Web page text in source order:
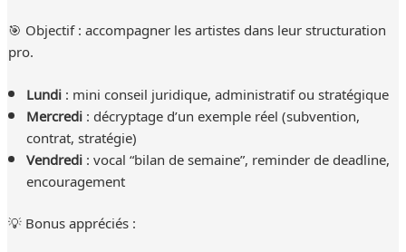
🎯 Objectif : accompagner les artistes dans leur structuration
pro.
Lundi: mini conseil juridique, administratif ou stratégique
Mercredi: décryptage d’un exemple réel (subvention,
contrat, stratégie)
Vendredi: vocal “bilan de semaine”, reminder de deadline,
encouragement
💡 Bonus appréciés :